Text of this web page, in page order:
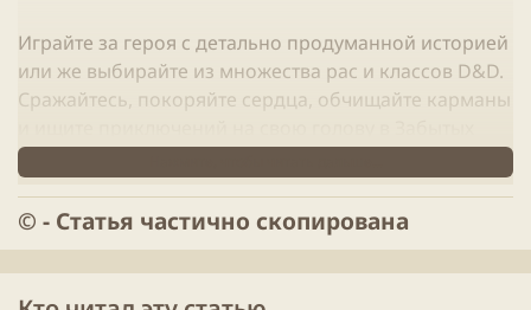
Играйте за героя с детально продуманной историей
или же выбирайте из множества рас и классов D&D.
Сражайтесь, покоряйте сердца, обчищайте карманы
Королевствах и за их пределами. Играйте в
одиночку, тщательно подбирая себе спутников, или
с друзьями по сети в совместной игре до четырех
Лишившись дома, друзей, даже будущего, вы
©️ - Статья частично скопирована